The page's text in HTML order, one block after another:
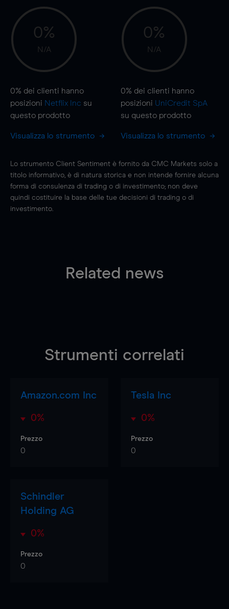
0%
N/A
0% dei clienti hanno
posizioni Netflix Inc su
questo prodotto
Visualizza lo strumento
0%
N/A
0% dei clienti hanno
posizioni UniCredit SpA
su questo prodotto
Visualizza lo strumento
Lo strumento Client Sentiment è fornito da CMC Markets solo a
titolo informativo, è di natura storica e non intende fornire alcuna
forma di consulenza di trading o di investimento; non deve
quindi costituire la base delle tue decisioni di trading o di
investimento.
Related news
Strumenti correlati
Amazon.com Inc
0%
Prezzo
0
Tesla Inc
0%
Prezzo
0
Schindler
Holding AG
0%
Prezzo
0